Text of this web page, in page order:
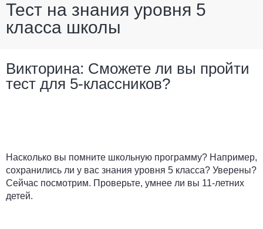
Тест на знания уровня 5
класса школы
Викторина: Сможете ли вы пройти
тест для 5-классников?
Насколько вы помните школьную программу? Например,
сохранились ли у вас знания уровня 5 класса? Уверены?
Сейчас посмотрим. Проверьте, умнее ли вы 11-летних
детей.